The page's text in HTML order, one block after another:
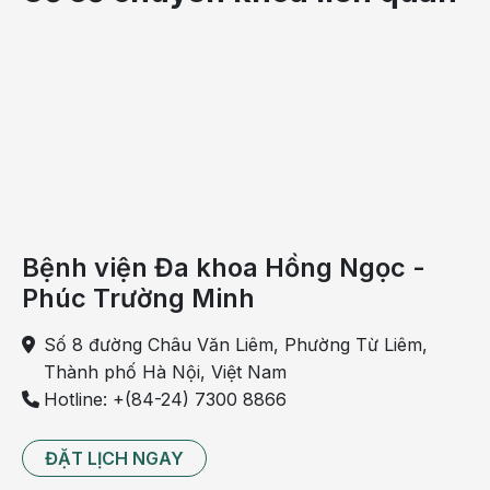
Tiêm vắc - xin là biện pháp phòng bệnh cho mọi độ
tuổi
Mặc dù việc tiêm vắc - xin được khuyến cáo cho tất
cũng ra đời để tất cả mọi người đều được tiếp cận với
Bệnh viện Đa khoa Hồng Ngọc -
Phúc Trường Minh
Số 8 đường Châu Văn Liêm, Phường Từ Liêm,
Thành phố Hà Nội, Việt Nam
Hotline: +(84-24) 7300 8866
ĐẶT LỊCH NGAY